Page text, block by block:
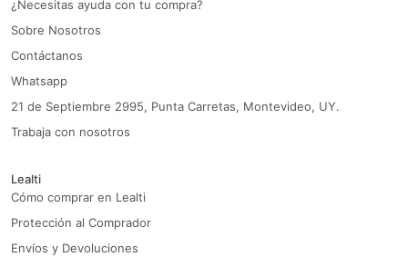
¿Necesitas ayuda con tu compra?
Sobre Nosotros
Contáctanos
Whatsapp
21 de Septiembre 2995, Punta Carretas, Montevideo, UY.
Trabaja con nosotros
Lealti
Cómo comprar en Lealti
Protección al Comprador
Envíos y Devoluciones